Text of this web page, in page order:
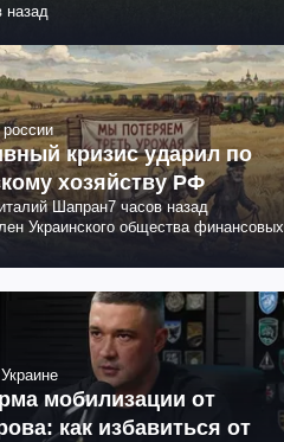
назад
кризис ударил по
хозяйству РФ
Шапран7 часов назад
Украинского общества финансовых
мобилизации от
как избавиться от